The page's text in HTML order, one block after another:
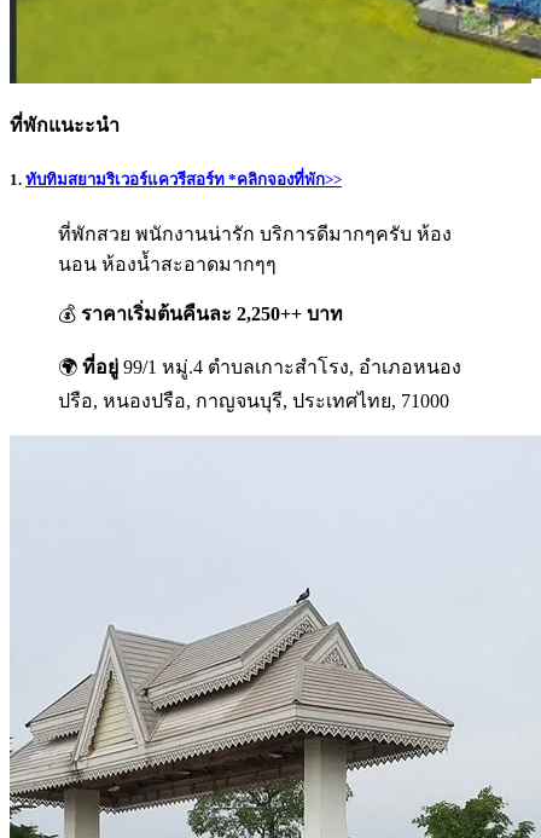
ที่พักแนะะนำ
1. ทับทิมสยามริเวอร์แควรีสอร์ท *คลิกจองที่พัก>>
ที่พักสวย พนักงานน่ารัก บริการดีมากๆครับ ห้อง
นอน ห้องน้ำสะอาดมากๆๆ
💰 ราคาเริ่มต้นคืนละ 2,250++ บาท
🌍 ที่อยู่ 99/1 หมู่.4 ตำบลเกาะสำโรง, อำเภอหนอง
ปรือ, หนองปรือ, กาญจนบุรี, ประเทศไทย, 71000